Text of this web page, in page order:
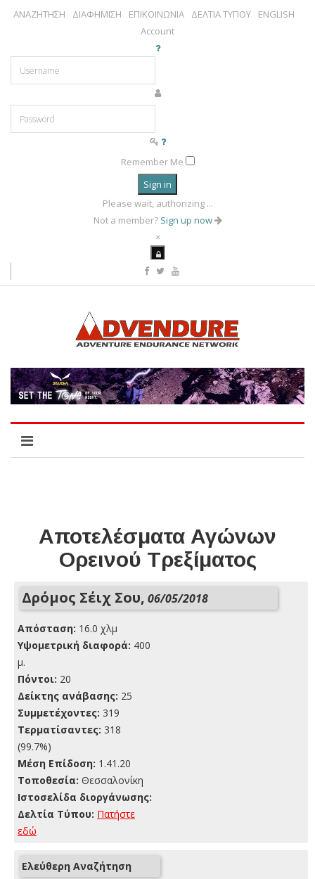
ΑΝΑΖΗΤΗΣΗ ΔΙΑΦΗΜΙΣΗ ΕΠΙΚΟΙΝΩΝΙΑ ΔΕΛΤΙΑ ΤΥΠΟΥ
ENGLISH
Account
Remember Me
Sign in
Please wait, authorizing ...
Not a member? Sign up now
×
Αποτελέσματα Αγώνων
Ορεινού Τρεξίματος
Δρόμος Σέιχ Σου, 06/05/2018
Απόσταση: 16.0 χλμ
Yψομετρική διαφορά: 400
μ.
Πόντοι: 20
Δείκτης ανάβασης: 25
Συμμετέχοντες: 319
Τερματίσαντες: 318
(99.7%)
Μέση Επίδοση: 1.41.20
Τοποθεσία: Θεσσαλονίκη
Ιστοσελίδα διοργάνωσης:
Δελτία Τύπου: Πατήστε
εδώ
Ελεύθερη Αναζήτηση